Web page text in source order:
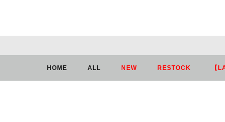
HOME ALL NEW RESTOCK 【